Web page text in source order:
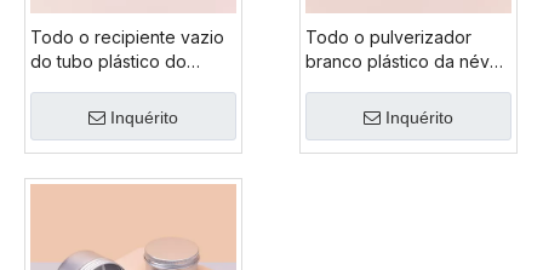
Todo o recipiente vazio
do tubo plástico do
tubo branco plástico do
bálsamo labial
Inquérito
Todo o pulverizador
branco plástico da névoa
bocal longoInquérito